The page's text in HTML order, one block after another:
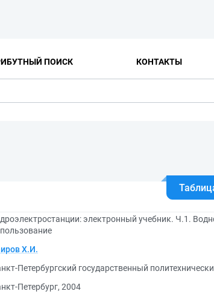
ПОИСК КОНТАКТЫ
электронный учебник. Ч.1.
Х.И.
Петербургский государственный
Петербург, 2004